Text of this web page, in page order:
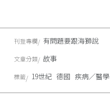
刊登專欄 有問題要跟海獅說
文章分類 故事
標籤 19世紀 德國 疾病／醫學